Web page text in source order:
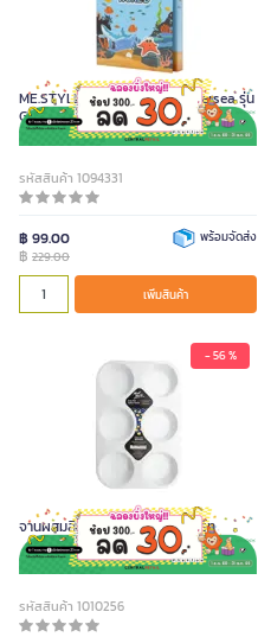
ME.STYLE ชุดสมุดระบายสี Undersea รุ่น
GN-DB01-1
รหัสสินค้า 1094331
฿ 99.00
฿ 229.00
พร้อมจัดส่ง
เพิ่มสินค้า
- 56 %
จานผสมสีหลุมลึก 6 หลุม มอนมาร์ท
รหัสสินค้า 1010256